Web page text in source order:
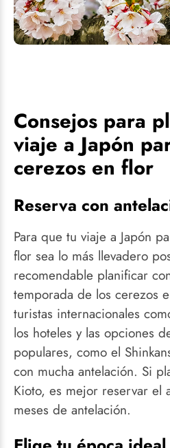
Consejos para
viaje a Japón
cerezos en flor
Reserva con
Para que tu viaje a Japón
flor sea lo más llevadero
recomendable planificar
temporada de los cerezos
turistas internacionales
los hoteles y las opciones
populares, como el
con mucha antelación. Si
Kioto, es mejor reservar el
meses de antelación.